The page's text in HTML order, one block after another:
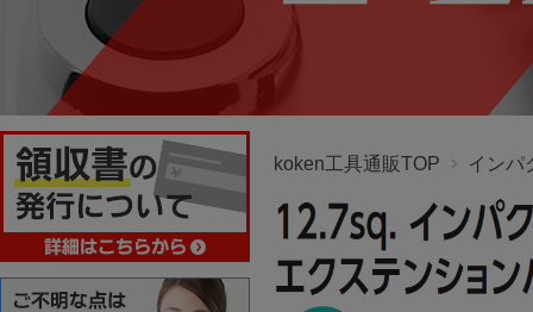
koken工具通販TOP インパ